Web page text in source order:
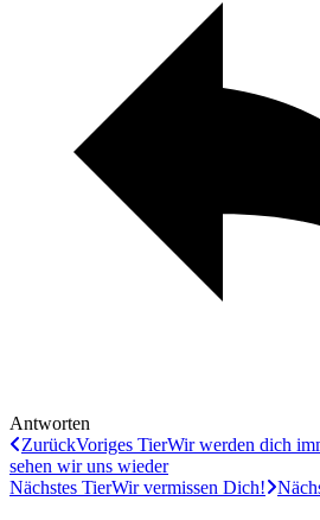
Antworten
ZurückVoriges TierWir werden dich
sehen wir uns wieder
Nächstes TierWir vermissen Dich!